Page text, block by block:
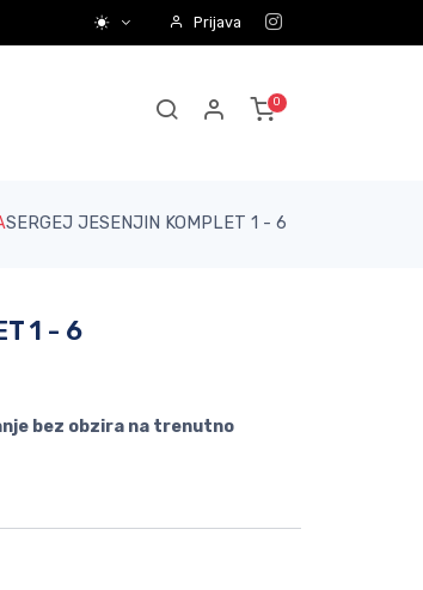
Prijava
SERGEJ JESENJIN KOMPLET 1 - 6
1 - 6
bez obzira na trenutno